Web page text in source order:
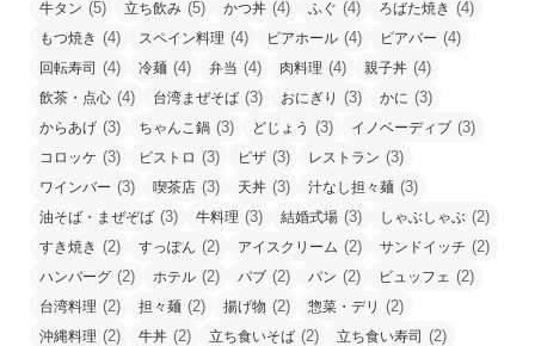
牛タン (5) 立ち飲み (5) かつ丼 (4) ふぐ (4) ろばた焼き (4)
もつ焼き (4) スペイン料理 (4) ビアホール (4) ビアバー (4)
回転寿司 (4) 冷麺 (4) 弁当 (4) 肉料理 (4) 親子丼 (4)
飲茶・点心 (4) 台湾まぜそば (3) おにぎり (3) かに (3)
からあげ (3) ちゃんこ鍋 (3) どじょう (3) イノベーディブ (3)
コロッケ (3) ビストロ (3) ピザ (3) レストラン (3)
ワインバー (3) 喫茶店 (3) 天丼 (3) 汁なし担々麺 (3)
油そば・まぜぞば (3) 牛料理 (3) 結婚式場 (3) しゃぶしゃぶ (2)
すき焼き (2) すっぽん (2) アイスクリーム (2) サンドイッチ (2)
ハンバーグ (2) ホテル (2) パブ (2) パン (2) ビュッフェ (2)
台湾料理 (2) 担々麺 (2) 揚げ物 (2) 惣菜・デリ (2)
沖縄料理 (2) 牛丼 (2) 立ち食いそば (2) 立ち食い寿司 (2)